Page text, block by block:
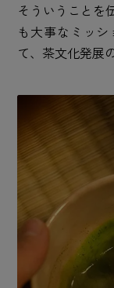
そういうことを
も大事なミッ
て、茶文化発展